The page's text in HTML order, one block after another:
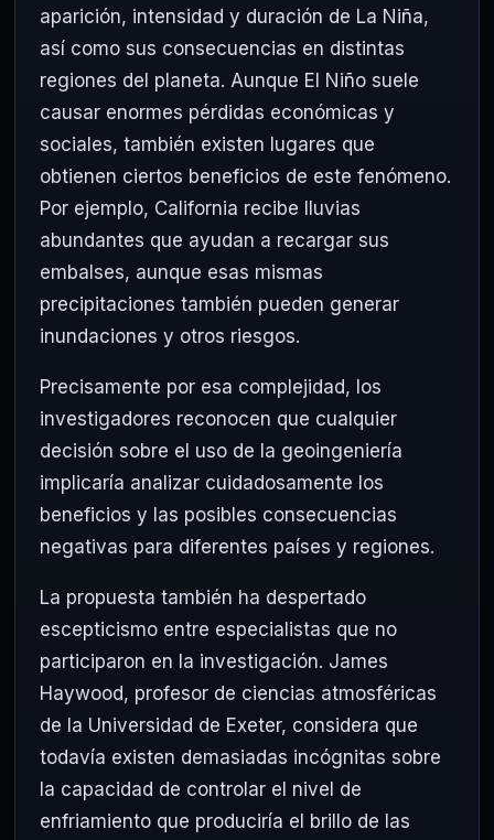
aparición, intensidad y duración de La Niña,
así como sus consecuencias en distintas
regiones del planeta. Aunque El Niño suele
causar enormes pérdidas económicas y
sociales, también existen lugares que
obtienen ciertos beneficios de este fenómeno.
Por ejemplo, California recibe lluvias
abundantes que ayudan a recargar sus
embalses, aunque esas mismas
precipitaciones también pueden generar
inundaciones y otros riesgos.
Precisamente por esa complejidad, los
investigadores reconocen que cualquier
decisión sobre el uso de la geoingeniería
implicaría analizar cuidadosamente los
beneficios y las posibles consecuencias
negativas para diferentes países y regiones.
La propuesta también ha despertado
escepticismo entre especialistas que no
participaron en la investigación. James
Haywood, profesor de ciencias atmosféricas
de la Universidad de Exeter, considera que
todavía existen demasiadas incógnitas sobre
la capacidad de controlar el nivel de
enfriamiento que produciría el brillo de las